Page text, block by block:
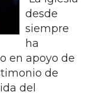
desde
siempre
ha
en apoyo de
de
del